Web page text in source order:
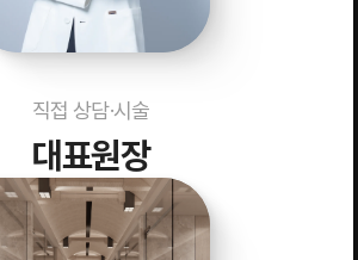
직접 상담·시술
대표원장